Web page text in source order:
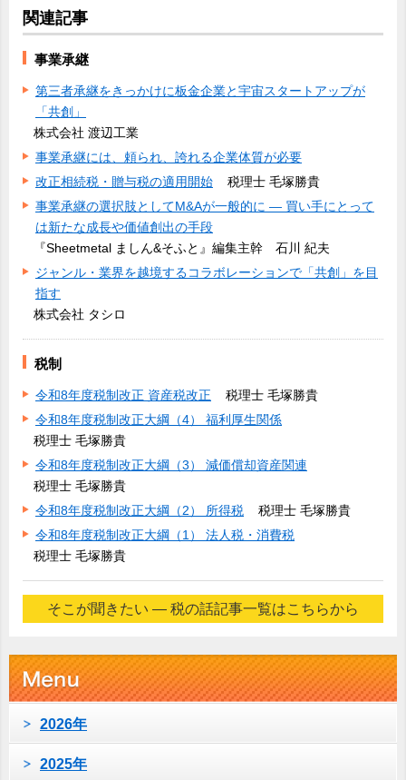
関連記事
事業承継
第三者承継をきっかけに板金企業と宇宙スタートアップが
「共創」
株式会社 渡辺工業
事業承継には、頼られ、誇れる企業体質が必要
改正相続税・贈与税の適用開始
税理士 毛塚勝貴
事業承継の選択肢としてM&Aが一般的に ― 買い手にとって
は新たな成長や価値創出の手段
『Sheetmetal ましん&そふと』編集主幹 石川 紀夫
ジャンル・業界を越境するコラボレーションで「共創」を目
指す
株式会社 タシロ
税制
令和8年度税制改正 資産税改正
税理士 毛塚勝貴
令和8年度税制改正大綱（4） 福利厚生関係
税理士 毛塚勝貴
令和8年度税制改正大綱（3） 減価償却資産関連
税理士 毛塚勝貴
令和8年度税制改正大綱（2） 所得税
税理士 毛塚勝貴
令和8年度税制改正大綱（1） 法人税・消費税
税理士 毛塚勝貴
そこが聞きたい ― 税の話記事一覧はこちらから
2026年
2025年